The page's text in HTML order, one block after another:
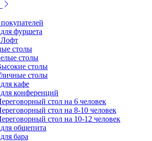
фуршета
столы
столы
столы
столы
кафе
конференций
стол на 6 человек
стол на 8-10 человек
стол на 10-12 человек
общепита
бара